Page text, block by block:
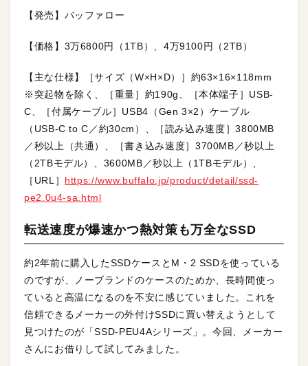
【発売】バッファロー
【価格】3万6800円（1TB）、4万9100円（2TB）
【主な仕様】［サイズ（W×H×D）］約63×16×118mm
※突起物を除く、［重量］約190g、［本体端子］USB-
C、［付属ケーブル］USB4（Gen 3×2）ケーブル
（USB-C to C／約30cm）、［読み込み速度］3800MB
／秒以上（共通）、［書き込み速度］3700MB／秒以上
（2TBモデル）、3600MB／秒以上（1TBモデル）、
［URL］ https://www.buffalo.jp/product/detail/ssd-
pe2.0u4-sa.html
転送速度が爆速かつ熱対策も万全なSSD
約2年前に購入したSSDケースとM・2 SSDを使っている
のですが、ノーブランドのケースのためか、長時間使っ
ていると高温になるのを不安に感じていました。これを
信頼できるメーカーの外付けSSDに買い替えようとして
見つけたのが「SSD-PEU4Aシリーズ」。今回、メーカー
さんにお借りして試してみました。